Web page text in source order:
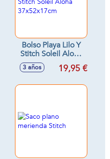
Bolso Playa Lilo Y
Stitch Soleil Aloha
37x52x17cm
3 años 19,95 €